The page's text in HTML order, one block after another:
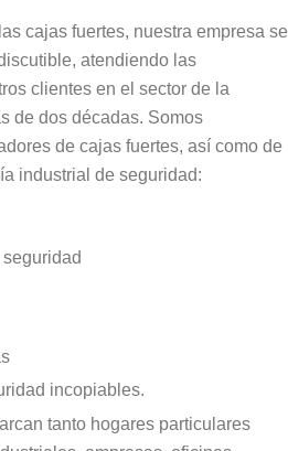
cajas fuertes, nuestra empresa se
atendiendo las
clientes en el sector de la
de dos décadas. Somos
de cajas fuertes, así como de
industrial de seguridad:
incopiables.
tanto hogares particulares